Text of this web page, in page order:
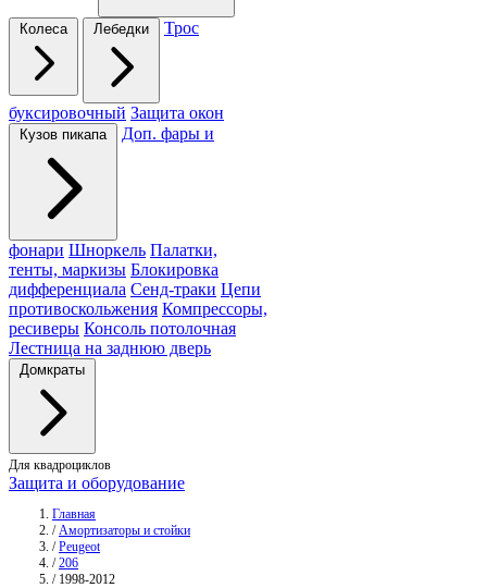
Колеса Лебедки Трос
буксировочный Защита окон
Кузов пикапа Доп. фары и
фонари Шноркель Палатки,
тенты, маркизы Блокировка
дифференциала Сенд-траки Цепи
противоскольжения Компрессоры,
ресиверы Консоль потолочная
Лестница на заднюю дверь
Домкраты
Для квадроциклов
Защита и оборудование
Главная
/ Амортизаторы и стойки
/ Peugeot
/ 206
/ 1998-2012